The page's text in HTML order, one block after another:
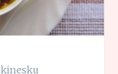
kinesku